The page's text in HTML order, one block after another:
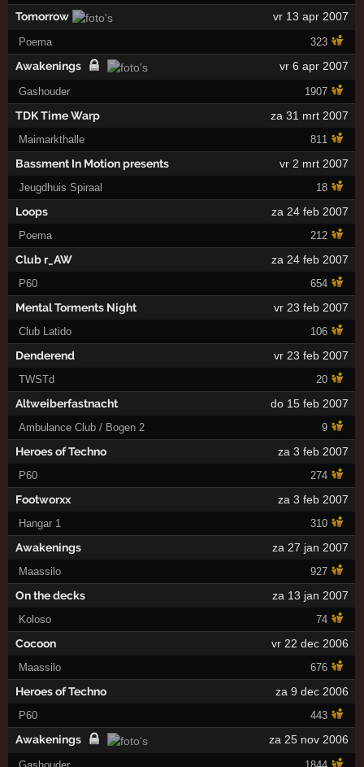
Tomorrow vr 13 apr 2007
Poema 323
Awakenings vr 6 apr 2007
Gashouder 1907
TDK Time Warp za 31 mrt 2007
Maimarkthalle 811
Bassment In Motion presents vr 2 mrt 2007
Jeugdhuis Spiraal 18
Loops za 24 feb 2007
Poema 212
Club r_AW za 24 feb 2007
P60 654
Mental Torments Night vr 23 feb 2007
Club Latido 106
Denderend vr 23 feb 2007
TWSTd 20
Altweiberfastnacht do 15 feb 2007
Ambulance Club / Bogen 2 9
Heroes of Techno za 3 feb 2007
P60 274
Footworxx za 3 feb 2007
Hangar 1 310
Awakenings za 27 jan 2007
Maassilo 927
On the decks za 13 jan 2007
Koloso 74
Cocoon vr 22 dec 2006
Maassilo 676
Heroes of Techno za 9 dec 2006
P60 443
Awakenings za 25 nov 2006